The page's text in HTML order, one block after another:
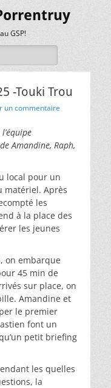
GSP!
-Touki Trou
un commentaire
Amandine, Raph,
local pour un
matériel. Après
les
à la place des
les jeunes
on embarque
45 min de
sur place, on
Amandine et
le premier
font un
petit briefing
les quelles
la